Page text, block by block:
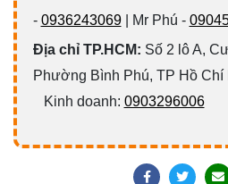
- 0936243069| Mr Phú -
Địa chỉ TP.HCM: Số 2 lô A,
Phường Bình Phú, TP Hồ Chí
Kinh doanh: 0903296006